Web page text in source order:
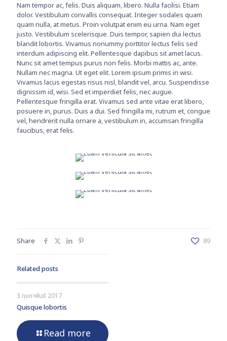
Nam tempor ac, felis. Duis aliquam, libero. Nulla facilisi. Etiam
dolor. Vestibulum convallis consequat. Integer sodales quam
quam nulla, at metus. Proin volutpat enim eu urna. Nam eget
justo. Vestibulum scelerisque. Duis tempor, sapien dui lectus
blandit lobortis. Vivamus nonummy porttitor lectus felis sed
interdum adipiscing elit. Pellentesque dapibus sit amet lacus.
Nunc sit amet tempus purus non felis. Morbi mattis ac, ante.
Nullam nec magna. Ut eget elit. Lorem ipsum primis in wisi.
Vivamus lacus egestas risus nisl, blandit vel, arcu. Suspendisse
dignissim id, wisi. Sed et imperdiet felis, nec augue.
Pellentesque fringilla erat. Vivamus sed ante vitae erat libero,
posuere in, purus. Duis a dui. Sed fringilla mi, rutrum et, congue
vel, hendrerit nulla ornare a, vestibulum in, accumsan fringilla
faucibus, erat felis.
Share 89
Related posts
3 กุมภาพันธ์ 2017
Quisque lobortis
Read more